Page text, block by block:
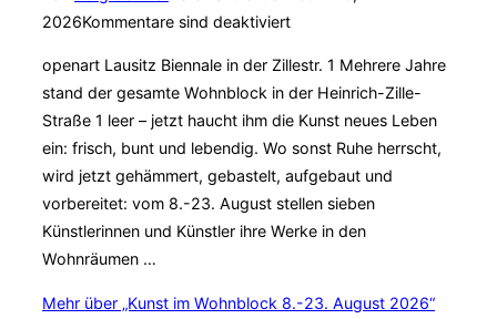
2026Kommentare sind deaktiviert
openart Lausitz Biennale in der Zillestr. 1 Mehrere Jahre
stand der gesamte Wohnblock in der Heinrich-Zille-
Straße 1 leer – jetzt haucht ihm die Kunst neues Leben
ein: frisch, bunt und lebendig. Wo sonst Ruhe herrscht,
wird jetzt gehämmert, gebastelt, aufgebaut und
vorbereitet: vom 8.-23. August stellen sieben
Künstlerinnen und Künstler ihre Werke in den
Wohnräumen …
Mehr über „Kunst im Wohnblock 8.-23. August 2026“